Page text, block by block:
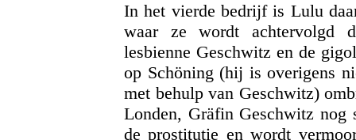
In het vierde bedrijf is Lulu
waar ze wordt achtervolgd
lesbienne Geschwitz en de
op Schöning (hij is overigens
met behulp van Geschwitz)
Londen, Gräfin Geschwitz nog
de prostitutie en wordt